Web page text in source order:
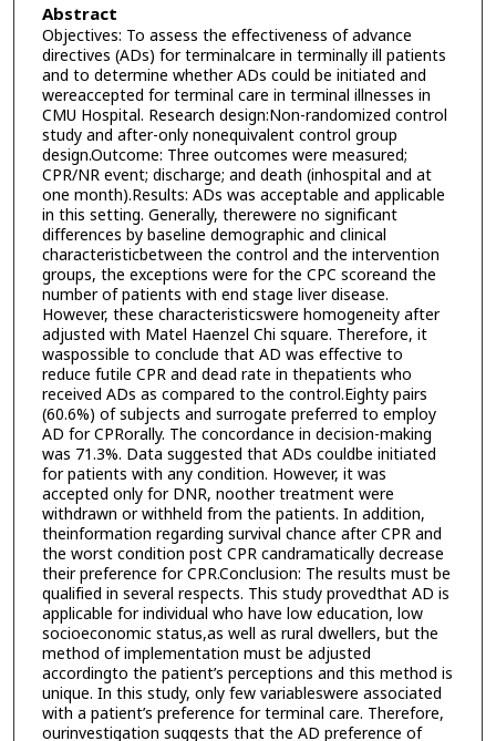
Abstract
Objectives: To assess the effectiveness of advance
directives (ADs) for terminalcare in terminally ill patients
and to determine whether ADs could be initiated and
wereaccepted for terminal care in terminal illnesses in
CMU Hospital. Research design:Non-randomized control
study and after-only nonequivalent control group
design.Outcome: Three outcomes were measured;
CPR/NR event; discharge; and death (inhospital and at
one month).Results: ADs was acceptable and applicable
in this setting. Generally, therewere no significant
differences by baseline demographic and clinical
characteristicbetween the control and the intervention
groups, the exceptions were for the CPC scoreand the
number of patients with end stage liver disease.
However, these characteristicswere homogeneity after
adjusted with Matel Haenzel Chi square. Therefore, it
waspossible to conclude that AD was effective to
reduce futile CPR and dead rate in thepatients who
received ADs as compared to the control.Eighty pairs
(60.6%) of subjects and surrogate preferred to employ
AD for CPRorally. The concordance in decision-making
was 71.3%. Data suggested that ADs couldbe initiated
for patients with any condition. However, it was
accepted only for DNR, noother treatment were
withdrawn or withheld from the patients. In addition,
theinformation regarding survival chance after CPR and
the worst condition post CPR candramatically decrease
their preference for CPR.Conclusion: The results must be
qualified in several respects. This study provedthat AD is
applicable for individual who have low education, low
socioeconomic status,as well as rural dwellers, but the
method of implementation must be adjusted
accordingto the patient’s perceptions and this method is
unique. In this study, only few variableswere associated
with a patient’s preference for terminal care. Therefore,
ourinvestigation suggests that the AD preference of